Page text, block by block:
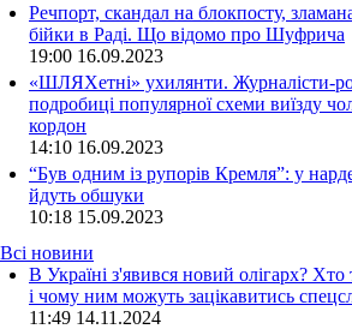
Речпорт, скандал на блокпосту,
бійки в Раді. Що відомо про Шуфрича
19:00 16.09.2023
«ШЛЯХетні» ухилянти. Журналісти-
подробиці популярної схеми виїзду
кордон
14:10 16.09.2023
“Був одним із рупорів Кремля”: у
йдуть обшуки
10:18 15.09.2023
Всі новини
В Україні з'явився новий олігарх?
і чому ним можуть зацікавитись
11:49 14.11.2024